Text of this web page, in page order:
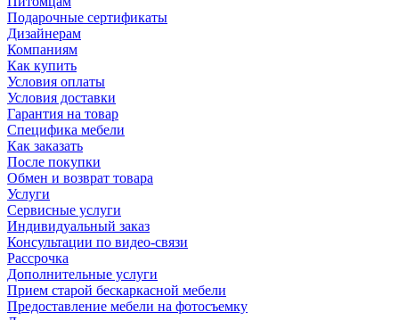
Подарочные сертификаты
Дизайнерам
Компаниям
Как купить
Условия оплаты
Условия доставки
Гарантия на товар
Специфика мебели
Как заказать
После покупки
Обмен и возврат товара
Услуги
Сервисные услуги
Индивидуальный заказ
Консультации по видео-связи
Рассрочка
Дополнительные услуги
Прием старой бескаркасной мебели
Предоставление мебели на фотосъемку